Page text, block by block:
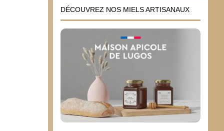
DÉCOUVREZ NOS MIELS ARTISANAUX